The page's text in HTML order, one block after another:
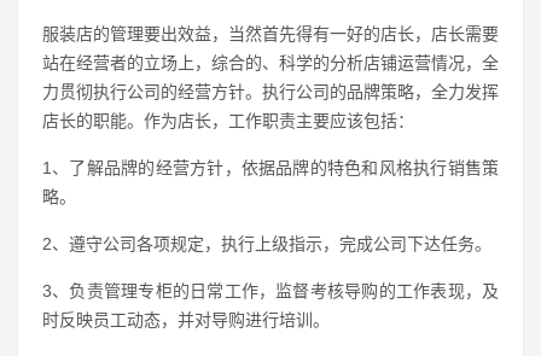
服装店的管理要出效益，当然首先得有一好的店长，店长需要
站在经营者的立场上，综合的、科学的分析店铺运营情况，全
力贯彻执行公司的经营方针。执行公司的品牌策略，全力发挥
店长的职能。作为店长，工作职责主要应该包括：
1、了解品牌的经营方针，依据品牌的特色和风格执行销售策
略。
2、遵守公司各项规定，执行上级指示，完成公司下达任务。
3、负责管理专柜的日常工作，监督考核导购的工作表现，及
时反映员工动态，并对导购进行培训。